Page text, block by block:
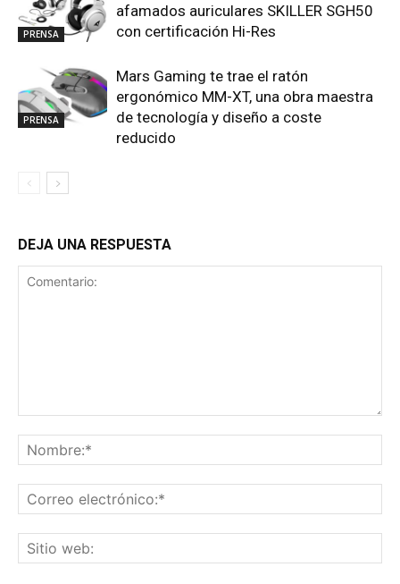
PRENSA
afamados auriculares SKILLER SGH50
con certificación Hi-Res
PRENSA
Mars Gaming te trae el ratón
ergonómico MM-XT, una obra maestra
de tecnología y diseño a coste
reducido
DEJA UNA RESPUESTA